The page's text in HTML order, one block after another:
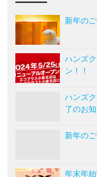
新年の
ハンズ
ン！！
ハンズ
了のお
新年の
年末年